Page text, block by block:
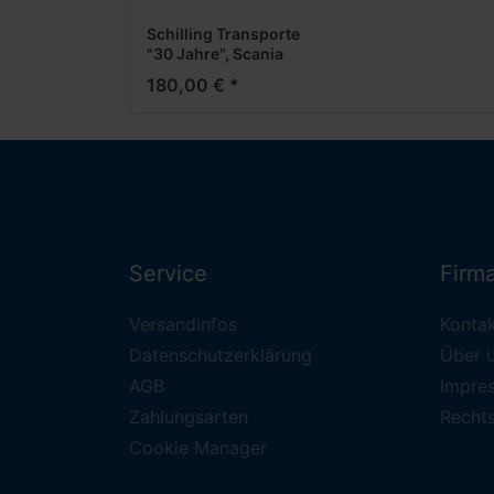
Schilling Transporte
"30 Jahre", Scania
(Metall 1:50) --
180,00 € *
Service
Versandinfos
Datenschutzerklärung
AGB
Zahlungsarten
Cookie Manager
Über